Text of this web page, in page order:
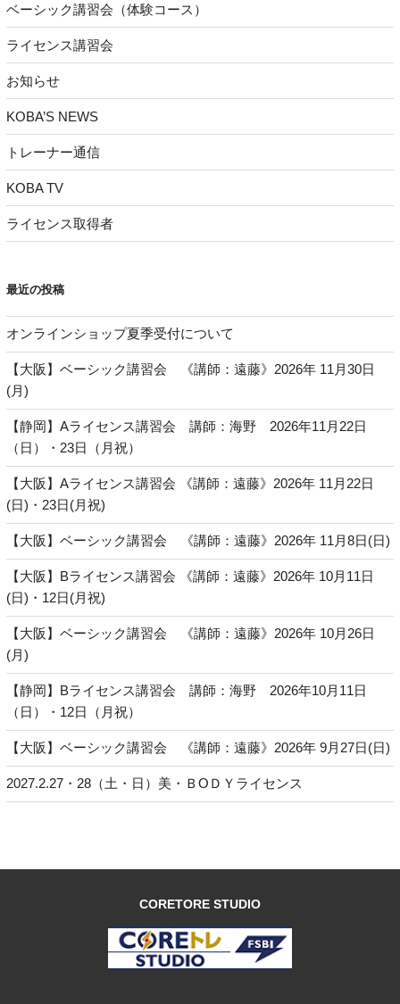
ベーシック講習会（体験コース）
ライセンス講習会
お知らせ
KOBA’S NEWS
トレーナー通信
KOBA TV
ライセンス取得者
最近の投稿
オンラインショップ夏季受付について
【大阪】ベーシック講習会 《講師：遠藤》2026年 11月30日
(月)
【静岡】Aライセンス講習会 講師：海野 2026年11月22日
（日）・23日（月祝）
【大阪】Aライセンス講習会 《講師：遠藤》2026年 11月22日
(日)・23日(月祝)
【大阪】ベーシック講習会 《講師：遠藤》2026年 11月8日(日)
【大阪】Bライセンス講習会 《講師：遠藤》2026年 10月11日
(日)・12日(月祝)
【大阪】ベーシック講習会 《講師：遠藤》2026年 10月26日
(月)
【静岡】Bライセンス講習会 講師：海野 2026年10月11日
（日）・12日（月祝）
【大阪】ベーシック講習会 《講師：遠藤》2026年 9月27日(日)
2027.2.27・28（土・日）美・ＢОＤＹライセンス
CORETORE STUDIO